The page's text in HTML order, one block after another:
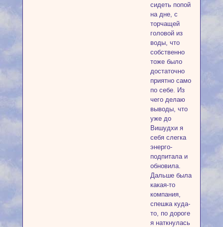
сидеть попой
на дне, с
торчащей
головой из
воды, что
собственно
тоже было
достаточно
приятно само
по себе. Из
чего делаю
выводы, что
уже до
Вишудхи я
себя слегка
энерго-
подпитала и
обновила.
Дальше была
какая-то
компания,
спешка куда-
то, по дороге
я наткнулась